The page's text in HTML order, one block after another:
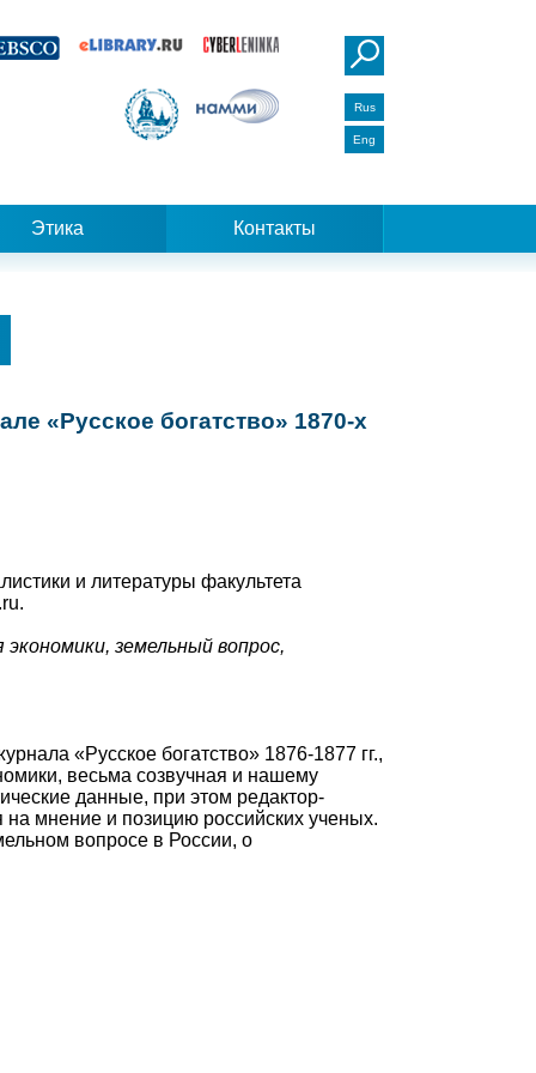
Rus
Eng
Этика Контакты
«Русское богатство» 1870-х
и литературы факультета
земельный вопрос,
«Русское богатство» 1876-1877 гг.,
весьма созвучная и нашему
данные, при этом редактор-
на мнение и позицию российских ученых.
вопросе в России, о